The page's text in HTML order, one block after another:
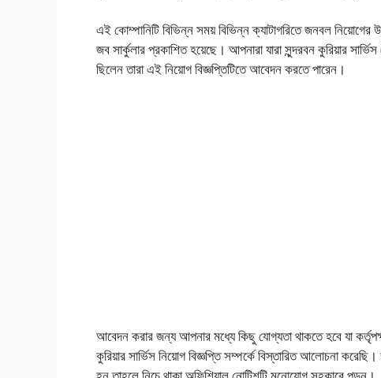
এই কোম্পানিটি বিভিন্ন সময় বিভিন্ন ক্যাটাগরিতে জনবল
জব সার্কুলার প্রকাশিত হয়েছে। আপনারা যারা সুন্দরবন কুরিয়ার
ছিলেন তারা এই নিয়োগ বিজ্ঞপ্তিটিতে আবেদন করতে পারেন।
আবেদন করার জন্য আপনার মধ্যে কিছু যোগ্যতা থাকতে হবে যা
কুরিয়ার সার্ভিস নিয়োগ বিজ্ঞপ্তি সম্পর্কে বিস্তারিত আলোচনা